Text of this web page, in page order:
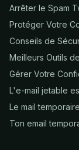
Arrêter le Spam
Protéger Votre
Conseils de
Meilleurs Outils
Gérer Votre
L'e-mail jetable
Le mail
Ton email